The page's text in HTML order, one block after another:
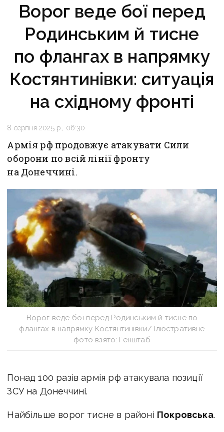
Ворог веде бої перед
Родинським й тисне
по флангах в напрямку
Костянтинівки: ситуація
на східному фронті
8 серпня 2025 р., 06:30
Армія рф продовжує атакувати Сили
оборони по всій лінії фронту
на Донеччині.
Ворог веде бої перед Родинським й тисне по
флангах в напрямку Костянтинівки/ Ілюстративне
фото взято: Генштаб
Понад 100 разів армія рф атакувала позиції
ЗСУ на Донеччині.
Найбільше ворог тисне в районі Покровська.